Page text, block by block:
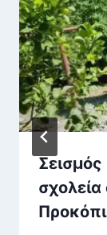
Προκόπι